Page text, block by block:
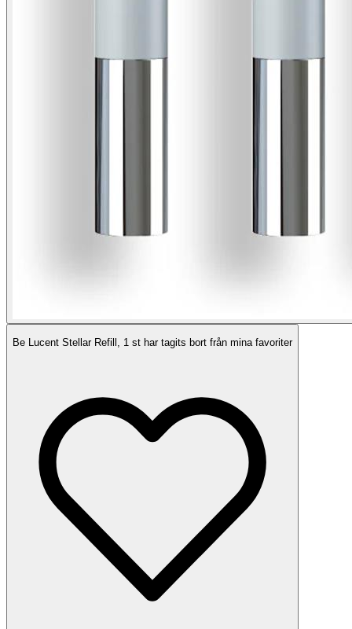
Be Lucent Stellar Refill, 1 st har tagits bort från mina favoriter